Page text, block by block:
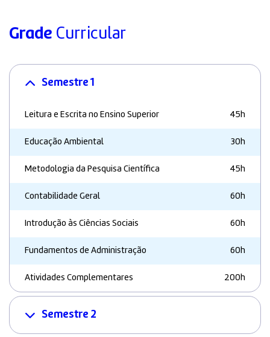
Grade Curricular
Semestre 1
Leitura e Escrita no Ensino Superior 45h
Educação Ambiental 30h
Metodologia da Pesquisa Científica 45h
Contabilidade Geral 60h
Introdução às Ciências Sociais 60h
Fundamentos de Administração 60h
Atividades Complementares 200h
Semestre 2